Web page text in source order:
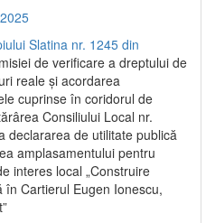
Slatina nr. 1245 din
de verificare a dreptului de
reale și acordarea
cuprinse în coridorul de
Consiliului Local nr.
declararea de utilitate publică
amplasamentului pentru
interes local „Construire
Cartierul Eugen Ionescu,